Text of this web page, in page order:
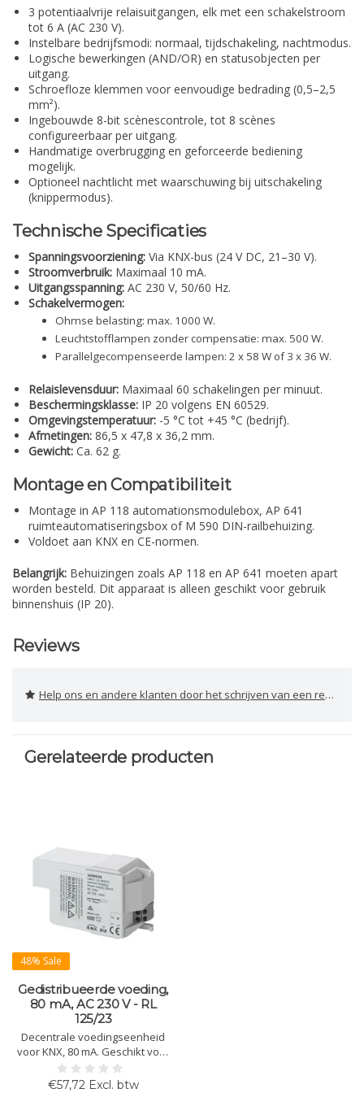
3 potentiaalvrije relaisuitgangen, elk met een schakelstroom
tot 6 A (AC 230 V).
Instelbare bedrijfsmodi: normaal, tijdschakeling, nachtmodus.
Logische bewerkingen (AND/OR) en statusobjecten per
uitgang.
Schroefloze klemmen voor eenvoudige bedrading (0,5–2,5
mm²).
Ingebouwde 8-bit scènescontrole, tot 8 scènes
configureerbaar per uitgang.
Handmatige overbrugging en geforceerde bediening
mogelijk.
Optioneel nachtlicht met waarschuwing bij uitschakeling
(knippermodus).
Technische Specificaties
Spanningsvoorziening: Via KNX-bus (24 V DC, 21–30 V).
Stroomverbruik: Maximaal 10 mA.
Uitgangsspanning: AC 230 V, 50/60 Hz.
Schakelvermogen:
Ohmse belasting: max. 1000 W.
Leuchtstofflampen zonder compensatie: max. 500 W.
Parallelgecompenseerde lampen: 2 x 58 W of 3 x 36 W.
Relaislevensduur: Maximaal 60 schakelingen per minuut.
Beschermingsklasse: IP 20 volgens EN 60529.
Omgevingstemperatuur: -5 °C tot +45 °C (bedrijf).
Afmetingen: 86,5 x 47,8 x 36,2 mm.
Gewicht: Ca. 62 g.
Montage en Compatibiliteit
Montage in AP 118 automationsmodulebox, AP 641
ruimteautomatiseringsbox of M 590 DIN-railbehuizing.
Voldoet aan KNX en CE-normen.
Belangrijk: Behuizingen zoals AP 118 en AP 641 moeten apart
worden besteld. Dit apparaat is alleen geschikt voor gebruik
binnenshuis (IP 20).
Reviews
Help ons en andere klanten door het schrijven van een review
Gerelateerde producten
48% Sale
Gedistribueerde voeding,
80 mA, AC 230 V - RL
125/23
Decentrale voedingseenheid
voor KNX, 80 mA. Geschikt voor
installatie in AP 118, AP 641 of
DIN-rail. Geïntegreerde
€57,72 Excl. btw